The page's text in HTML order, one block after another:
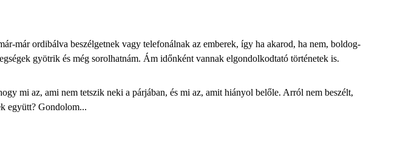
már ordibálva beszélgetnek vagy telefonálnak az emberek, így ha akarod, ha nem, boldog-
gyötrik és még sorolhatnám. Ám időnként vannak elgondolkodtató történetek is.
mi az, ami nem tetszik neki a párjában, és mi az, amit hiányol belőle. Arról nem beszélt,
együtt? Gondolom...